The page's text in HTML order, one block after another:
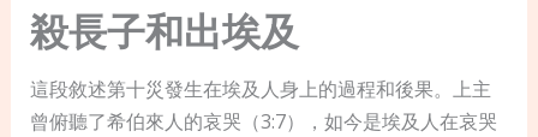
殺長子和出埃及
這段敘述第十災發生在埃及人身上的過程和後果。上主
曾俯聽了希伯來人的哀哭（3:7），如今是埃及人在哀哭